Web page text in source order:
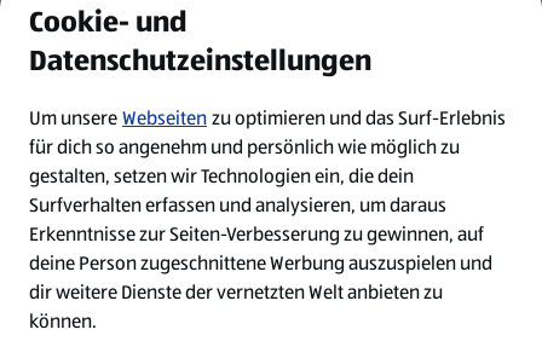
Job Benachrichtigung
Bewerberkonto
Leichte Sprache
Kontakt
Cookie- und
Datenschutzeinstellungen
Um unsereWebseitenzu optimieren und das Surf-Erlebnis
für dich so angenehm und persönlich wie möglich zu
gestalten, setzen wir Technologien ein, die dein
Surfverhalten erfassen und analysieren, um daraus
Erkenntnisse zur Seiten-Verbesserung zu gewinnen, auf
deine Person zugeschnittene Werbung auszuspielen und
dir weitere Dienste der vernetzten Welt anbieten zu
können.